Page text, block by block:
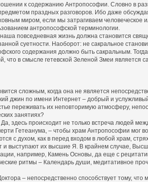
к содержанию Антропософии. Словно в
праздных разговоров. Ибо даже
миром, если мы затрагиваем
антропософской терминологии.
повседневная жизнь должна становится
суетности. Наоборот: не сакральное
содержания должно быть сакральным.
что в смысле гетевской Зеленой Змеи
сложным, когда она не является
джин по имени Интернет – добрый и
переживать их неповторимую атмосферу,
занятиях?
здесь происходит не только встреча людей
Гетеанума, – чтобы храм Антропософии мог
с духом, как в перед входом в любой храм,
выступают их высшие Я. В крайнем случае,
например, Камень Основы, да еще с
ритмы – Календарь души, медитативное
– непосредственно способствует тому,